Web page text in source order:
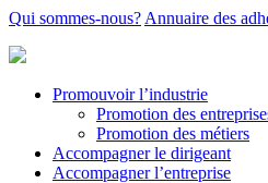
Qui sommes-nous? Annuaire des
Promouvoir l’industrie
Promotion des
Promotion des métiers
Accompagner le dirigeant
Accompagner l’entreprise